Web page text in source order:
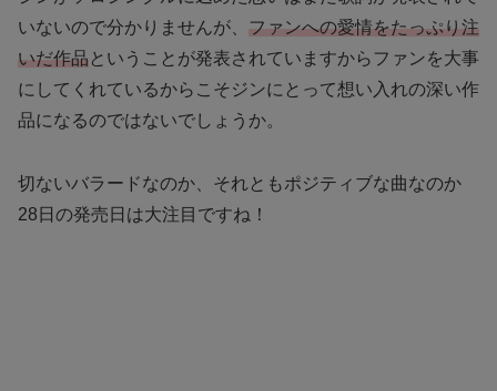
いないので分かりませんが、 ファンへの愛情をたっぷり注
いだ作品ということが発表されていますからファンを大事
にしてくれているからこそジンにとって想い入れの深い作
品になるのではないでしょうか。
切ないバラードなのか、それともポジティブな曲なのか
28日の発売日は大注目ですね！